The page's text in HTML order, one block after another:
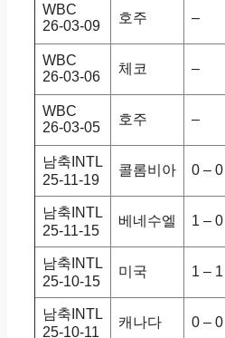
WBC
26-03-09
호주 –
WBC
26-03-06
체코 –
WBC
26-03-05
호주 –
남축INTL
25-11-19
콜롬비아 0 – 0
남축INTL
25-11-15
베네수엘 1 – 0
남축INTL
25-10-15
미국 1 – 1
남축INTL
25-10-11
캐나다 0 – 0